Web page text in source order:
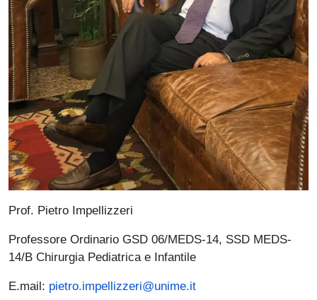
Prof. Pietro Impellizzeri
Professore Ordinario GSD 06/MEDS-14, SSD MEDS-
14/B Chirurgia Pediatrica e Infantile
E.mail: pietro.impellizzeri@unime.it